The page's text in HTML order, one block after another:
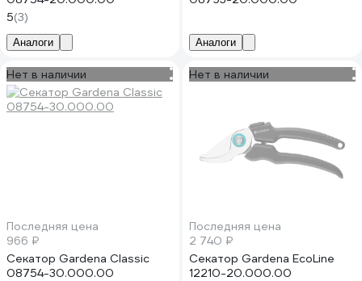
5(3)
Аналоги Аналоги
Нет в наличии
Последняя цена
966 ₽
Секатор Gardena Classic
08754-30.000.00
Нет в наличии
Последняя цена
2 740 ₽
Секатор Gardena EcoLine
12210-20.000.00